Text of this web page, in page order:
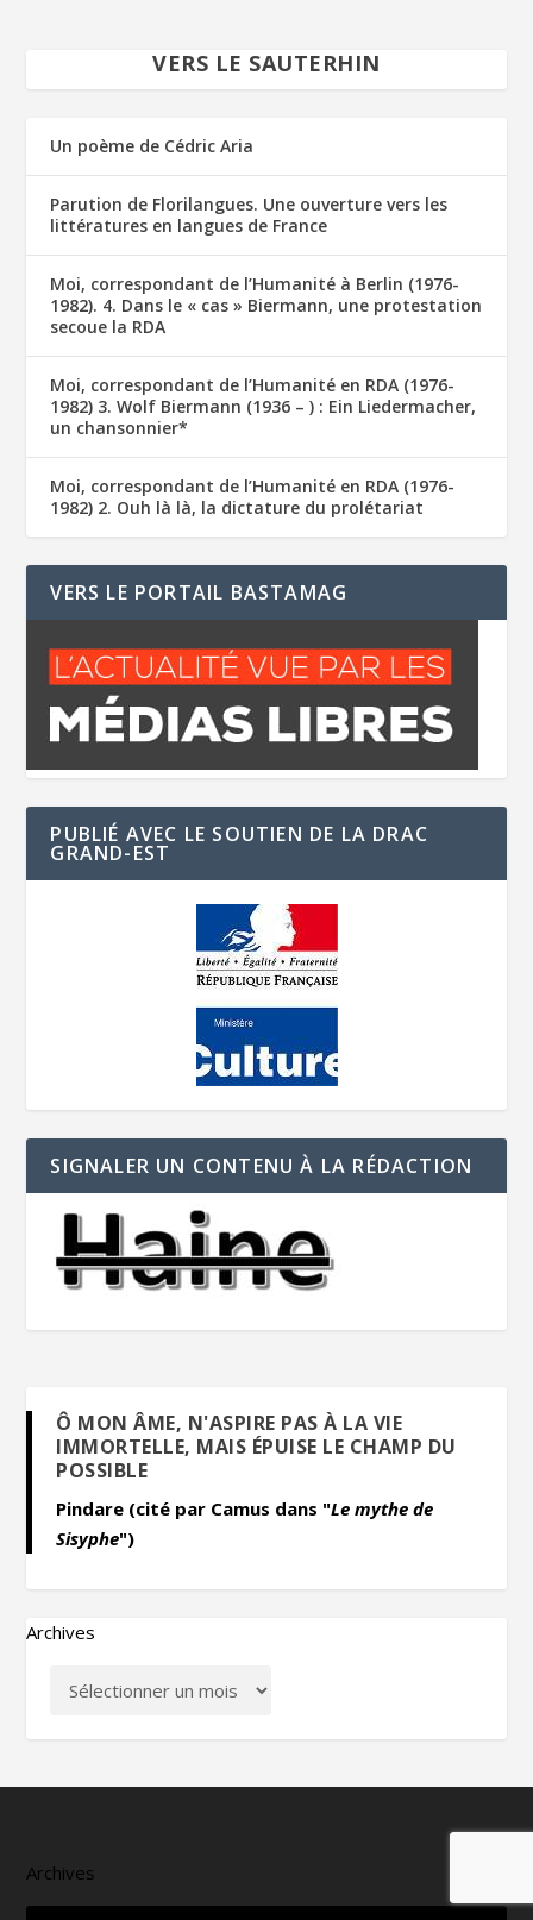
VERS LE SAUTERHIN
Un poème de Cédric Aria
Parution de Florilangues. Une ouverture vers les
littératures en langues de France
Moi, correspondant de l’Humanité à Berlin (1976-
1982). 4. Dans le « cas » Biermann, une protestation
secoue la RDA
Moi, correspondant de l’Humanité en RDA (1976-
1982) 3. Wolf Biermann (1936 – ) : Ein Liedermacher,
un chansonnier*
Moi, correspondant de l’Humanité en RDA (1976-
1982) 2. Ouh là là, la dictature du prolétariat
VERS LE PORTAIL BASTAMAG
PUBLIÉ AVEC LE SOUTIEN DE LA DRAC
GRAND-EST
SIGNALER UN CONTENU À LA RÉDACTION
Ô MON ÂME, N'ASPIRE PAS À LA VIE
IMMORTELLE, MAIS ÉPUISE LE CHAMP DU
POSSIBLE
Pindare (cité par Camus dans "Le mythe de
Sisyphe")
Archives
Archives